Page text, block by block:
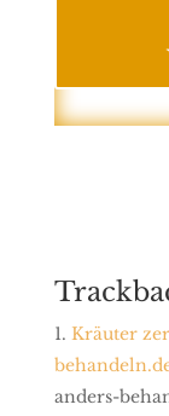
Kräuter
anders-